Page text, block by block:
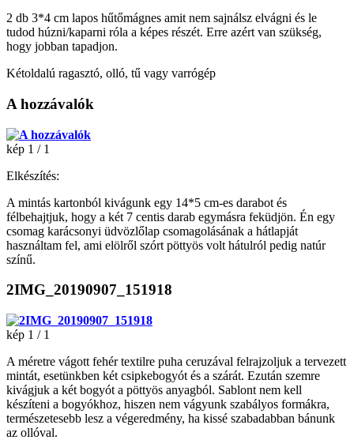
2 db 3*4 cm lapos hűtőmágnes amit nem sajnálsz elvágni és le
tudod húzni/kaparni róla a képes részét. Erre azért van szükség,
hogy jobban tapadjon.
Kétoldalú ragasztó, olló, tű vagy varrógép
A hozzávalók
kép 1 / 1
Elkészítés:
A mintás kartonból kivágunk egy 14*5 cm-es darabot és
félbehajtjuk, hogy a két 7 centis darab egymásra feküdjön. Én egy
csomag karácsonyi üdvözlőlap csomagolásának a hátlapját
használtam fel, ami elölről szórt pöttyös volt hátulról pedig natúr
színű.
2IMG_20190907_151918
kép 1 / 1
A méretre vágott fehér textilre puha ceruzával felrajzoljuk a tervezett
mintát, esetünkben két csipkebogyót és a szárát. Ezután szemre
kivágjuk a két bogyót a pöttyös anyagból. Sablont nem kell
készíteni a bogyókhoz, hiszen nem vágyunk szabályos formákra,
természetesebb lesz a végeredmény, ha kissé szabadabban bánunk
az ollóval.